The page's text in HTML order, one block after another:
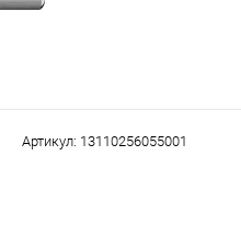
Артикул: 13110256055001